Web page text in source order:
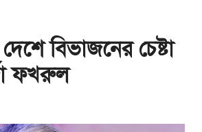
বিভাজনের চেষ্টা
ফখরুল